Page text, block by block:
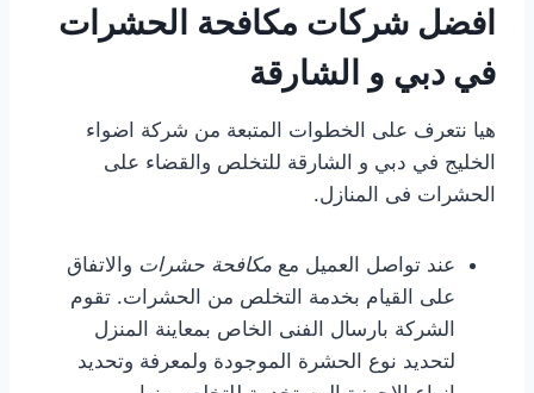
افضل شركات مكافحة الحشرات
في دبي و الشارقة
هيا نتعرف على الخطوات المتبعة من شركة اضواء
الخليج في دبي و الشارقة للتخلص والقضاء على
الحشرات فى المنازل.
عند تواصل العميل مع مكافحة حشرات والاتفاق
على القيام بخدمة التخلص من الحشرات. تقوم
الشركة بارسال الفنى الخاص بمعاينة المنزل
لتحديد نوع الحشرة الموجودة ولمعرفة وتحديد